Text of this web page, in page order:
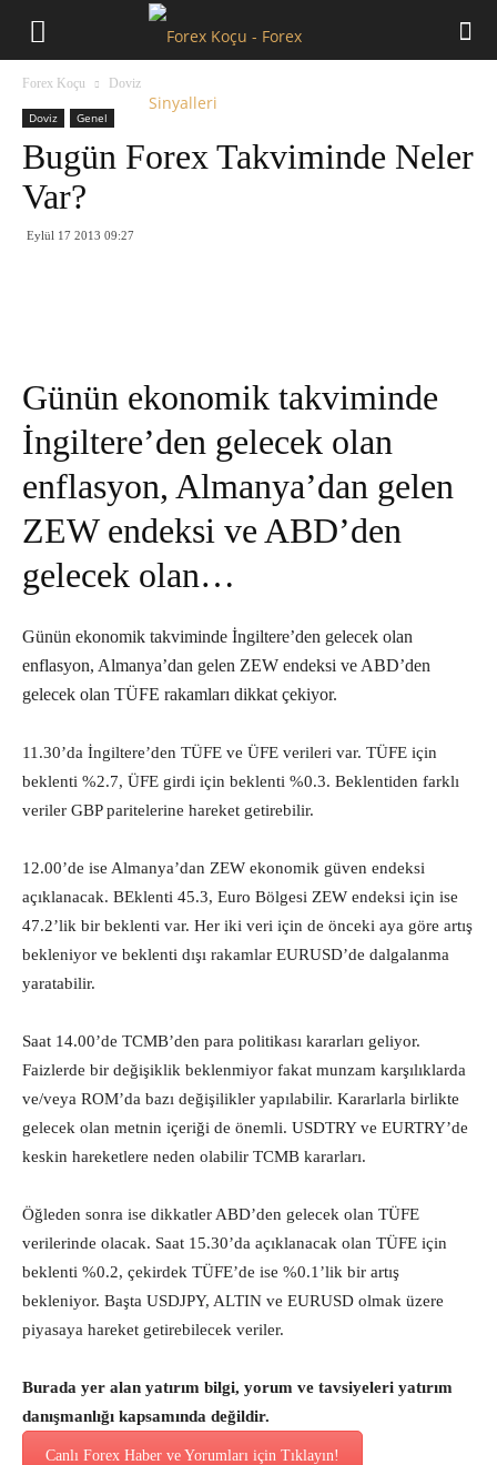
Forex Koçu Doviz
Doviz Genel
Bugün Forex Takviminde Neler
Var?
Eylül 17 2013 09:27
Günün ekonomik takviminde
İngiltere’den gelecek olan
enflasyon, Almanya’dan gelen
ZEW endeksi ve ABD’den
gelecek olan…
Günün ekonomik takviminde İngiltere’den gelecek olan
enflasyon, Almanya’dan gelen ZEW endeksi ve ABD’den
gelecek olan TÜFE rakamları dikkat çekiyor.
11.30’da İngiltere’den TÜFE ve ÜFE verileri var. TÜFE için
beklenti %2.7, ÜFE girdi için beklenti %0.3. Beklentiden farklı
veriler GBP paritelerine hareket getirebilir.
12.00’de ise Almanya’dan ZEW ekonomik güven endeksi
açıklanacak. BEklenti 45.3, Euro Bölgesi ZEW endeksi için ise
47.2’lik bir beklenti var. Her iki veri için de önceki aya göre artış
bekleniyor ve beklenti dışı rakamlar EURUSD’de dalgalanma
yaratabilir.
Saat 14.00’de TCMB’den para politikası kararları geliyor.
Faizlerde bir değişiklik beklenmiyor fakat munzam karşılıklarda
ve/veya ROM’da bazı değişilikler yapılabilir. Kararlarla birlikte
gelecek olan metnin içeriği de önemli. USDTRY ve EURTRY’de
keskin hareketlere neden olabilir TCMB kararları.
Öğleden sonra ise dikkatler ABD’den gelecek olan TÜFE
verilerinde olacak. Saat 15.30’da açıklanacak olan TÜFE için
beklenti %0.2, çekirdek TÜFE’de ise %0.1’lik bir artış
bekleniyor. Başta USDJPY, ALTIN ve EURUSD olmak üzere
piyasaya hareket getirebilecek veriler.
Burada yer alan yatırım bilgi, yorum ve tavsiyeleri yatırım
danışmanlığı kapsamında değildir.
Canlı Forex Haber ve Yorumları için Tıklayın!